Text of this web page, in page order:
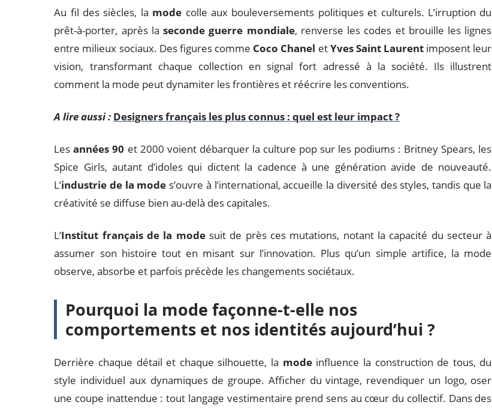
Au fil des siècles, la mode colle aux bouleversements politiques et culturels. L’irruption du
prêt-à-porter, après laseconde guerre mondiale, renverse les codes et brouille les lignes
entre milieux sociaux. Des figures comme Coco Chanel etYves Saint Laurent imposent leur
vision, transformant chaque collection en signal fort adressé à la société. Ils illustrent
comment la mode peut dynamiter les frontières et réécrire les conventions.
A lire aussi : Designers français les plus connus : quel est leur impact ?
Lesannées 90 et 2000 voient débarquer la culture pop sur les podiums : Britney Spears, les
Spice Girls, autant d’idoles qui dictent la cadence à une génération avide de nouveauté.
L’industrie de la mode s’ouvre à l’international, accueille la diversité des styles, tandis que la
créativité se diffuse bien au-delà des capitales.
L’Institut français de la modesuit de près ces mutations, notant la capacité du secteur à
assumer son histoire tout en misant sur l’innovation. Plus qu’un simple artifice, la mode
observe, absorbe et parfois précède les changements sociétaux.
Pourquoi la mode façonne-t-elle nos
comportements et nos identités aujourd’hui ?
Derrière chaque détail et chaque silhouette, la modeinfluence la construction de tous, du
style individuel aux dynamiques de groupe. Afficher du vintage, revendiquer un logo, oser
une coupe inattendue : tout langage vestimentaire prend sens au cœur du collectif. Dans des